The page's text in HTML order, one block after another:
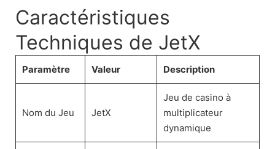
Caractéristiques
Techniques de JetX
Paramètre Valeur Description
Nom du Jeu JetX
Jeu de casino à
multiplicateur
dynamique